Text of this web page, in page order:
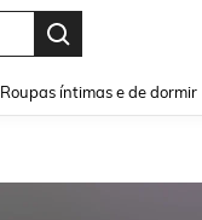
Roupas íntimas e de dormir